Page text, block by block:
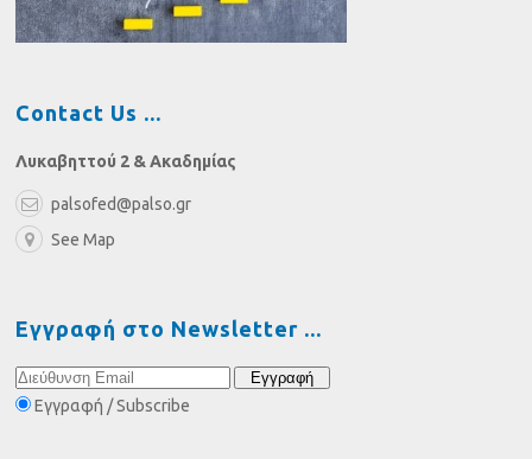
Contact Us
Λυκαβηττού 2 & Ακαδημίας
palsofed@palso.gr
See Map
Εγγραφή στο Newsletter
Εγγραφή / Subscribe